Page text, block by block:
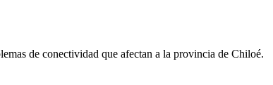
de conectividad que afectan a la provincia de Chiloé.